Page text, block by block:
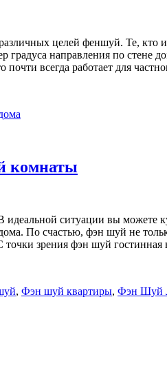
целей феншуй. Те,
градуса направления по
почти всегда работает для
комнаты
ситуации вы можете
По счастью, фэн шуй не
зрения фэн шуй
, Фэн шуй квартиры, Фэн Шуй